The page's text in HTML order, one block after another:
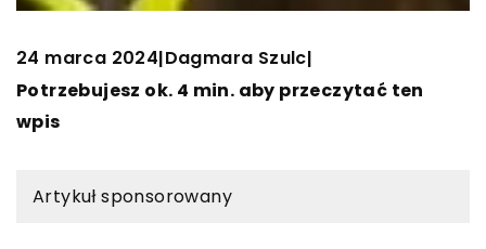
24 marca 2024|Dagmara Szulc|
Potrzebujesz ok. 4 min. aby przeczytać ten
wpis
Artykuł sponsorowany